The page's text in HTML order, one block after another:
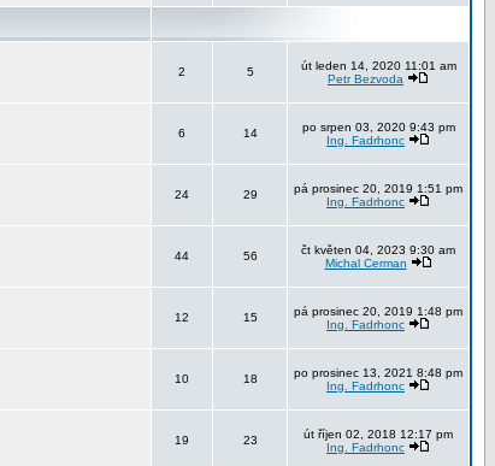
2 5
út leden 14, 2020 11:01 am
Petr Bezvoda
6 14
po srpen 03, 2020 9:43 pm
Ing. Fadrhonc
24 29
pá prosinec 20, 2019 1:51 pm
Ing. Fadrhonc
44 56
čt květen 04, 2023 9:30 am
Michal Cerman
12 15
pá prosinec 20, 2019 1:48 pm
Ing. Fadrhonc
10 18
po prosinec 13, 2021 8:48 pm
Ing. Fadrhonc
19 23
út říjen 02, 2018 12:17 pm
Ing. Fadrhonc